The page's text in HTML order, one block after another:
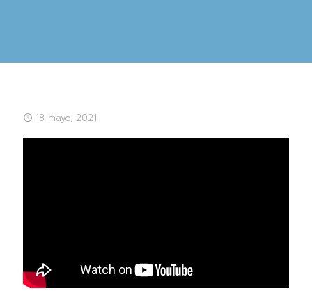
18 mayo, 2021